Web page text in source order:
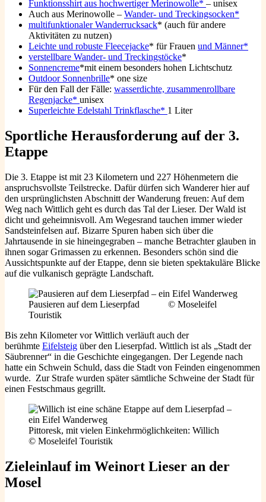
Funktionsshirt aus hochwertiger Merinowolle* – unisex
Auch aus Merinowolle – Wander- und Treckingsocken*
multifunktionaler Wanderrucksack* (auch für andere
Aktivitäten zu nutzen)
Leichte und robuste Fleecejacke* für Frauen und Männer*
verstellbare Wander- und Treckingstöcke*
Sonnencreme*mit einem besonders hohen Lichtschutz
Outdoor Sonnenbrille* one size
Für den Fall der Fälle: wasserdichte, zusammenrollbare
Regenjacke* unisex
Superleichte Edelstahl Trinkflasche* 1 Liter
Sportliche Herausforderung auf der 3.
Etappe
Die 3. Etappe ist mit 23 Kilometern und 227 Höhenmetern die
anspruchsvollste Teilstrecke. Dafür dürfen sich Wanderer hier auf
den ursprünglichsten Abschnitt der Wanderung freuen: Auf dem
Weg nach Wittlich geht es durch das Tal der Lieser. Der Wald ist
dicht und geheimnisvoll. Am Wegesrand tauchen immer wieder
Sandsteinfelsen auf. Bizarre Spuren haben sich über die
Jahrtausende in sie hineingegraben – manche Betrachter glauben in
ihnen sogar Grimassen zu erkennen. Besonders schön sind die
Aussichtspunkte auf der Etappe, denn sie bieten spektakuläre Blicke
auf die vulkanisch geprägte Landschaft.
Pausieren auf dem Lieserpfad © Moseleifel
Touristik
Bis zehn Kilometer vor Wittlich verläuft auch der
berühmte Eifelsteig über den Lieserpfad. Wittlich ist als „Stadt der
Säubrenner“ in die Geschichte eingegangen. Der Legende nach
hatte ein Schwein Schuld, dass die Stadt von Feinden eingenommen
wurde. Zur Strafe wurden später sämtliche Schweine der Stadt für
einen Festschmaus gegrillt.
Pittoresk, mit vielen Einkehrmöglichkeiten: Willich
© Moseleifel Touristik
Zieleinlauf im Weinort Lieser an der
Mosel